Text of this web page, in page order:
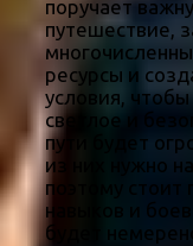
поручает
путешествие,
ресурсы и
условия,
светлое и
пути будет
из них нужно
поэтому стоит
навыков и
будет